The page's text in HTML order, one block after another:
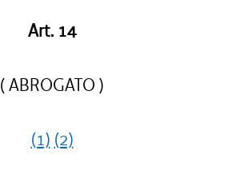
Art. 14
( ABROGATO )
(1) (2)